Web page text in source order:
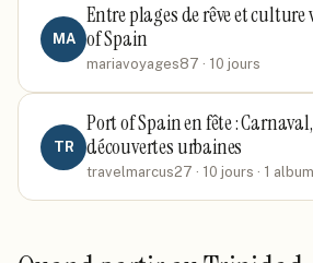
MA
Entre plages de rêve et
of Spain
mariavoyages87 · 10 jours
TR
Port of Spain en fête :
découvertes urbaines
travelmarcus27 · 10 jours · 1 album